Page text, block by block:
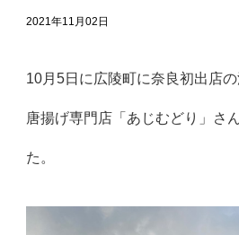
2021年11月02日
10月5日に広陵町に奈良初出店
唐揚げ専門店「あじむどり」さ
た。